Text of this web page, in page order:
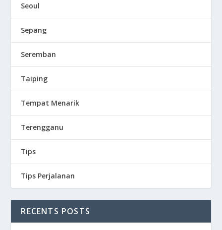
Seoul
Sepang
Seremban
Taiping
Tempat Menarik
Terengganu
Tips
Tips Perjalanan
RECENTS POSTS